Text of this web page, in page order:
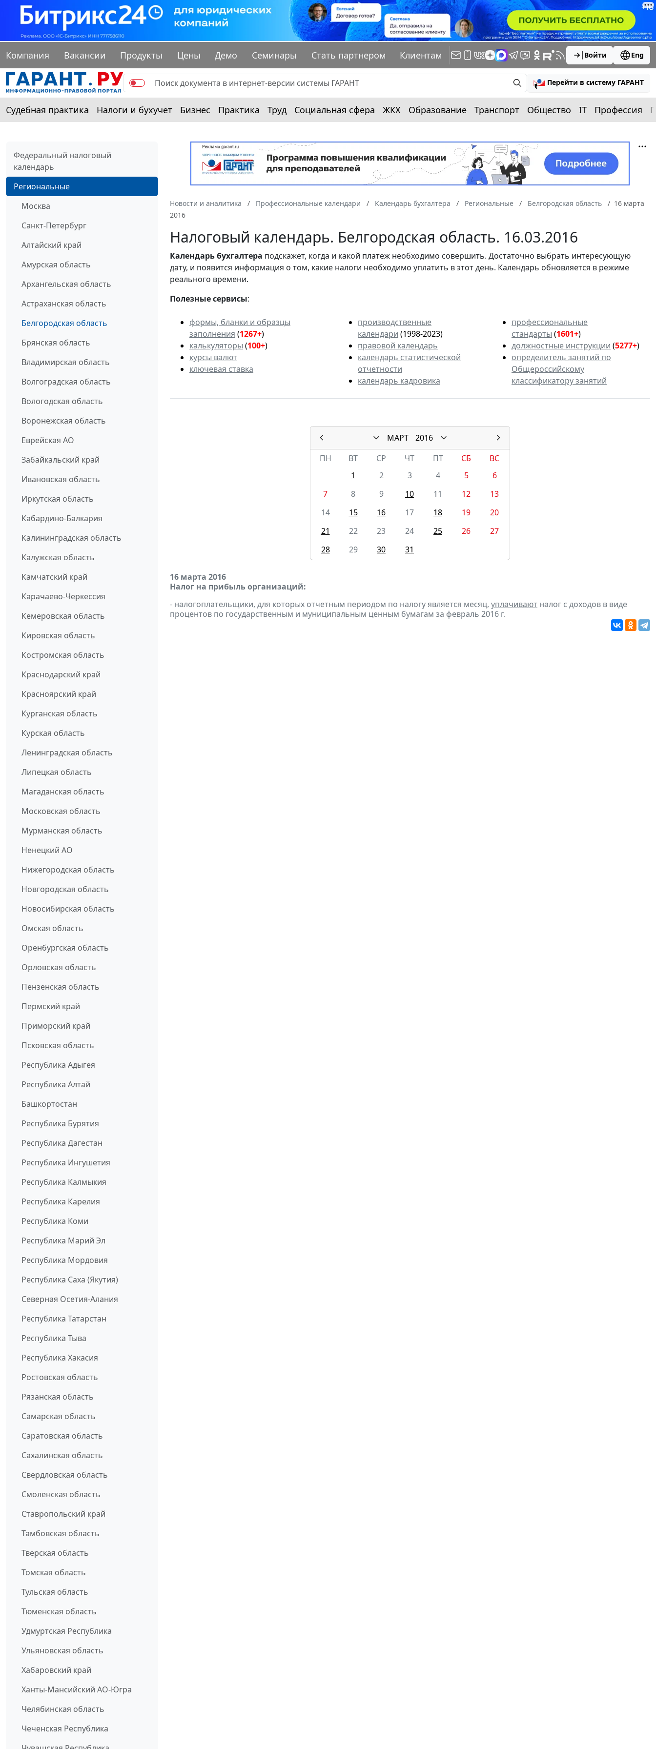
Компания Вакансии Продукты Цены Демо Семинары Стать партнером Клиентам Войти Eng
Перейти в систему ГАРАНТ
Судебная практика Налоги и бухучет Бизнес Практика Труд Социальная сфера ЖКХ Образование Транспорт Общество IT Профессия
Федеральный налоговый
календарь
Региональные
Москва
Санкт-Петербург
Алтайский край
Амурская область
Архангельская область
Астраханская область
Белгородская область
Брянская область
Владимирская область
Волгоградская область
Вологодская область
Воронежская область
Еврейская АО
Забайкальский край
Ивановская область
Иркутская область
Кабардино-Балкария
Калининградская область
Калужская область
Камчатский край
Карачаево-Черкессия
Кемеровская область
Кировская область
Костромская область
Краснодарский край
Красноярский край
Курганская область
Курская область
Ленинградская область
Липецкая область
Магаданская область
Московская область
Мурманская область
Ненецкий АО
Нижегородская область
Новгородская область
Новосибирская область
Омская область
Оренбургская область
Орловская область
Пензенская область
Пермский край
Приморский край
Псковская область
Республика Адыгея
Республика Алтай
Башкортостан
Республика Бурятия
Республика Дагестан
Республика Ингушетия
Республика Калмыкия
Республика Карелия
Республика Коми
Республика Марий Эл
Республика Мордовия
Республика Саха (Якутия)
Северная Осетия-Алания
Республика Татарстан
Республика Тыва
Республика Хакасия
Ростовская область
Рязанская область
Самарская область
Саратовская область
Сахалинская область
Свердловская область
Смоленская область
Ставропольский край
Тамбовская область
Тверская область
Томская область
Тульская область
Тюменская область
Удмуртская Республика
Ульяновская область
Хабаровский край
Ханты-Мансийский АО-Югра
Челябинская область
Чеченская Республика
Новости и аналитика Профессиональные календари Календарь бухгалтера Региональные Белгородская область
16 марта
2016
Налоговый календарь. Белгородская область. 16.03.2016
Календарьбухгалтера подскажет, когда и какой платеж необходимо совершить. Достаточно выбрать интересующую
дату, и появится информация о том, какие налоги необходимо уплатить в этот день. Календарь обновляется в режиме
реального времени.
Полезные сервисы:
формы, бланки и образцы
заполнения (1267+)
калькуляторы (100+)
курсы валют
ключевая ставка
производственные
календари (1998-2023)
правовой календарь
календарь статистической
отчетности
календарь кадровика
профессиональные
стандарты (1601+)
должностные инструкции (5277+)
определитель занятий по
Общероссийскому
классификатору занятий
МАРТ
2016
ПН
ВТ СР ЧТ ПТ СБ
ВС
1
2 3 4 5
6
7
8 9 10 11 12
13
14
15 16 17 18 19
20
21
22 23 24 25 26
27
28
29 30 31
16 марта 2016
Налог на прибыль организаций:
- налогоплательщики, для которых отчетным периодом по налогу является месяц, уплачивают налог с доходов в виде
процентов по государственным и муниципальным ценным бумагам за февраль 2016 г.